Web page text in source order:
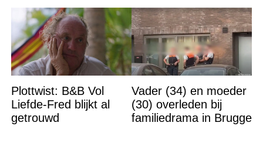
Plottwist: B&B Vol
Liefde-Fred blijkt al
getrouwd
Vader (34) en moeder
(30) overleden bij
familiedrama in Brugge